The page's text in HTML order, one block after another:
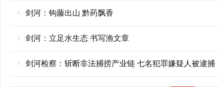
剑河：钩藤出山 黔药飘香
剑河：立足水生态 书写渔文章
剑河检察：斩断非法捕捞产业链 七名犯罪嫌疑人被逮捕